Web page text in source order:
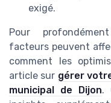
exigé.
Pour
facteurs peuvent
comment les
article sur gérer
municipal de Dijon.